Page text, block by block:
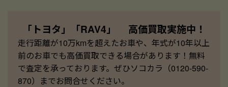
「トヨタ」「RAV4」 高価買取実施中！
走行距離が10万kmを超えたお車や、年式が10年以上
前のお車でも高価買取できる場合があります！無料
で査定を承っております。ぜひソコカラ（0120-590-
870）までお問合せください。